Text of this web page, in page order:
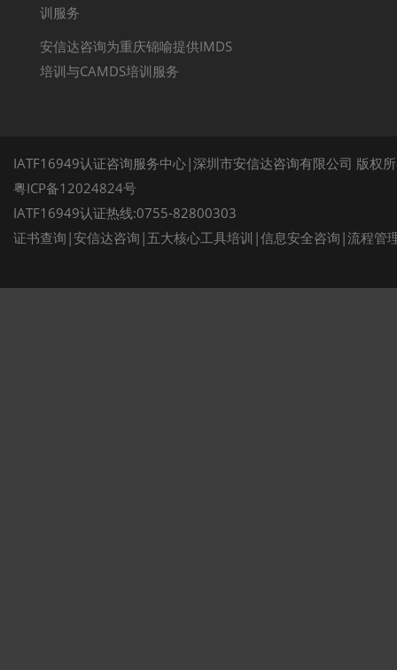
训服务
安信达咨询为重庆锦喻提供IMDS
培训与CAMDS培训服务
IATF16949认证咨询服务中心|深圳市安信达咨询有限公司 版权
粤ICP备12024824号
IATF16949认证热线:0755-82800303
证书查询 | 安信达咨询 | 五大核心工具培训 |信息安全咨询 |流程管